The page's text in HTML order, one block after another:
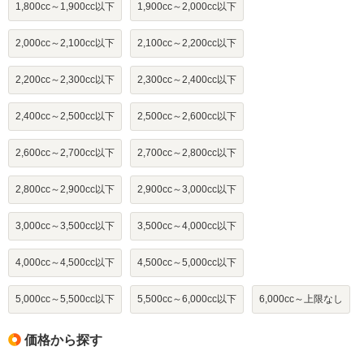
1,800cc～1,900cc以下 1,900cc～2,000cc以下
2,000cc～2,100cc以下 2,100cc～2,200cc以下
2,200cc～2,300cc以下 2,300cc～2,400cc以下
2,400cc～2,500cc以下 2,500cc～2,600cc以下
2,600cc～2,700cc以下 2,700cc～2,800cc以下
2,800cc～2,900cc以下 2,900cc～3,000cc以下
3,000cc～3,500cc以下 3,500cc～4,000cc以下
4,000cc～4,500cc以下 4,500cc～5,000cc以下
5,000cc～5,500cc以下 5,500cc～6,000cc以下 6,000cc～上限なし
価格から探す